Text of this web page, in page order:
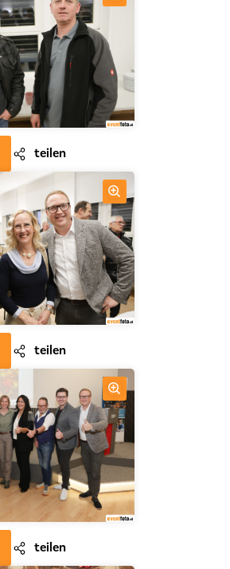
teilen
teilen
teilen